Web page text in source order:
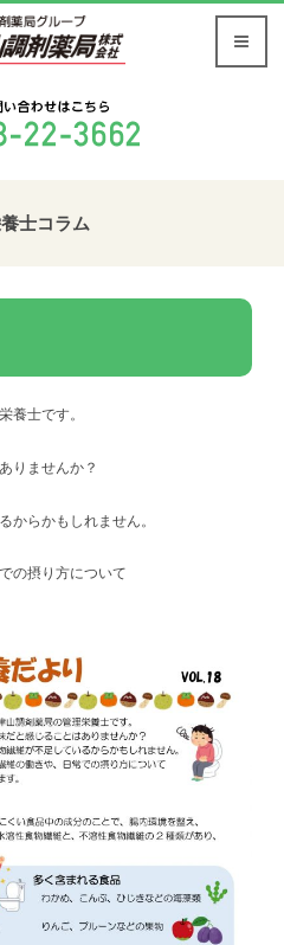
士コラム
養士です。
りませんか？
からかもしれません。
の摂り方について